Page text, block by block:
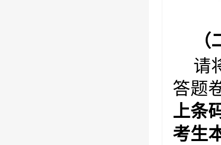
请
答题
上条
考生